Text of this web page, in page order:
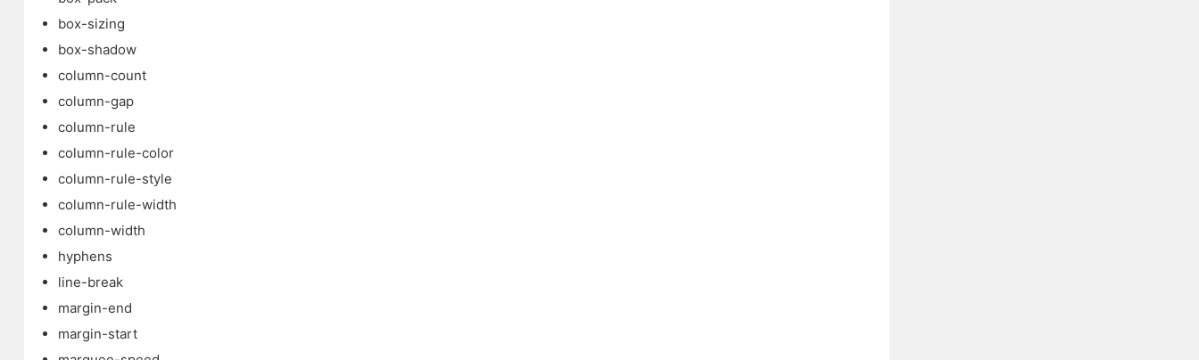
box-sizing
box-shadow
column-count
column-gap
column-rule
column-rule-color
column-rule-style
column-rule-width
column-width
hyphens
line-break
margin-end
margin-start